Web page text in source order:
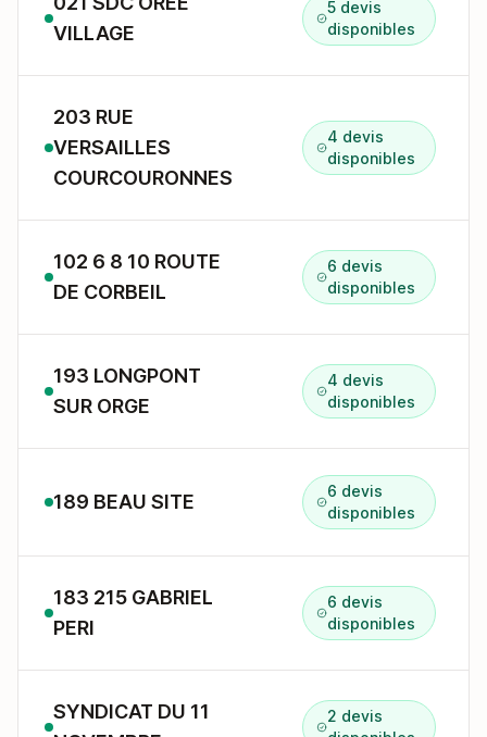
VILLAGE
5 devis
disponibles
203 RUE
VERSAILLES
COURCOURONNES
4 devis
disponibles
102 6 8 10 ROUTE
DE CORBEIL
6 devis
disponibles
193 LONGPONT
SUR ORGE
4 devis
disponibles
189 BEAU SITE
6 devis
disponibles
183 215 GABRIEL
PERI
6 devis
disponibles
SYNDICAT DU 11
2 devis